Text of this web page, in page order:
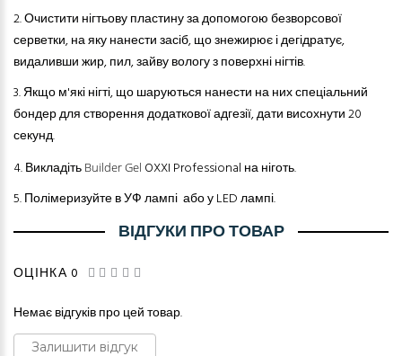
2.Очистити нігтьову пластину за допомогою безворсової
серветки, на яку нанести засіб, що знежирює і дегідратує,
видаливши жир, пил, зайву вологу з поверхні нігтів.
3.Якщо м'які нігті, що шаруються нанести на них спеціальний
бондер для створення додаткової адгезії, дати висохнути 20
секунд.
4.Викладіть Builder Gel OXXI Professional на ніготь.
5.Полімеризуйте в УФ лампі або у LED лампі.
ВІДГУКИ ПРО ТОВАР
ОЦІНКА 0
Немає відгуків про цей товар.
Залишити відгук